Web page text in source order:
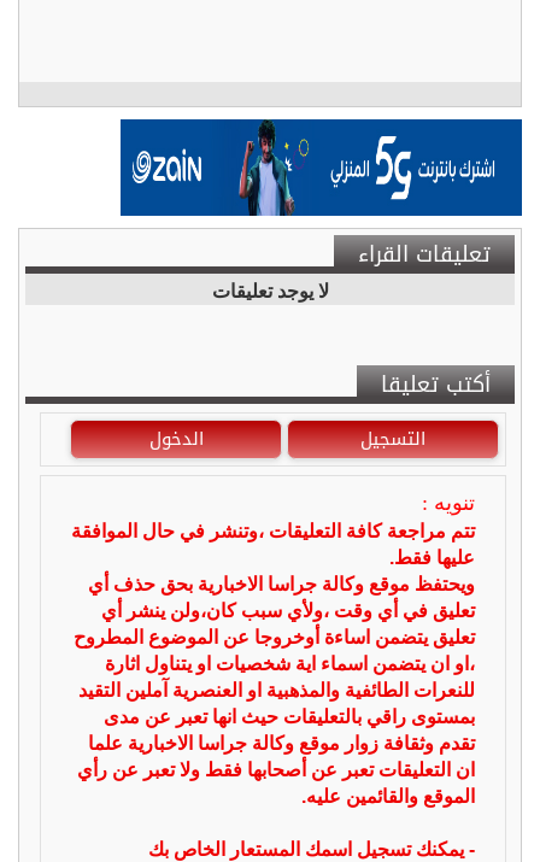
تعليقات القراء
لا يوجد تعليقات
أكتب تعليقا
التسجيل الدخول
تنويه :
تتم مراجعة كافة التعليقات ،وتنشر في حال الموافقة
عليها فقط.
ويحتفظ موقع وكالة جراسا الاخبارية بحق حذف أي
تعليق في أي وقت ،ولأي سبب كان،ولن ينشر أي
تعليق يتضمن اساءة أوخروجا عن الموضوع المطروح
،او ان يتضمن اسماء اية شخصيات او يتناول اثارة
للنعرات الطائفية والمذهبية او العنصرية آملين التقيد
بمستوى راقي بالتعليقات حيث انها تعبر عن مدى
تقدم وثقافة زوار موقع وكالة جراسا الاخبارية علما
ان التعليقات تعبر عن أصحابها فقط ولا تعبر عن رأي
الموقع والقائمين عليه.
- يمكنك تسجيل اسمك المستعار الخاص بك